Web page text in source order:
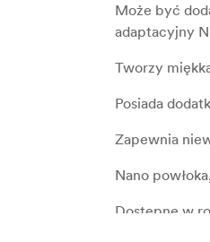
Może być
adaptacyjny
Tworzy
Posiada
Zapewnia
Nano
Dostępne w